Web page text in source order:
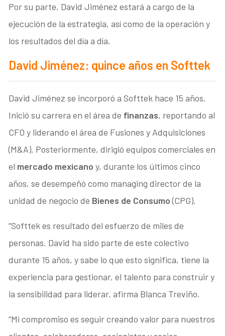
Por su parte, David Jiménez estará a cargo de la
ejecución de la estrategia, así como de la operación y
los resultados del día a día.
David Jiménez: quince años en Softtek
David Jiménez se incorporó a Softtek hace 15 años.
Inició su carrera en el área de finanzas, reportando al
CFO y liderando el área de Fusiones y Adquisiciones
(M&A). Posteriormente, dirigió equipos comerciales en
el mercado mexicano y, durante los últimos cinco
años, se desempeñó como managing director de la
unidad de negocio de Bienes de Consumo(CPG).
“Softtek es resultado del esfuerzo de miles de
personas. David ha sido parte de este colectivo
durante 15 años, y sabe lo que esto significa, tiene la
experiencia para gestionar, el talento para construir y
la sensibilidad para liderar, afirma Blanca Treviño.
“Mi compromiso es seguir creando valor para nuestros